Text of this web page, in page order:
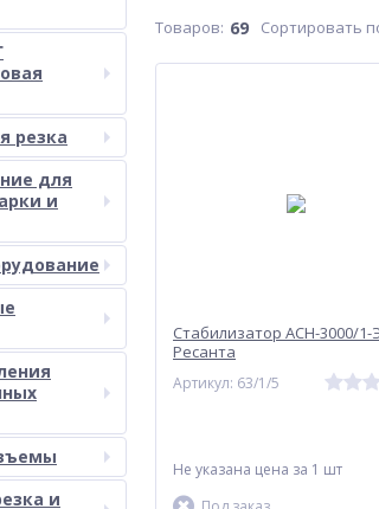
резка
для
и
и
Товаров: 69 Сортировать
Стабилизатор АСН-3000/
Ресанта
Артикул: 63/1/5
Не указана цена за 1 шт